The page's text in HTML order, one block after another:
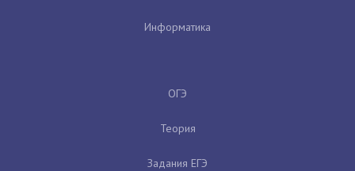
Информатика
ОГЭ
Теория
Задания ЕГЭ